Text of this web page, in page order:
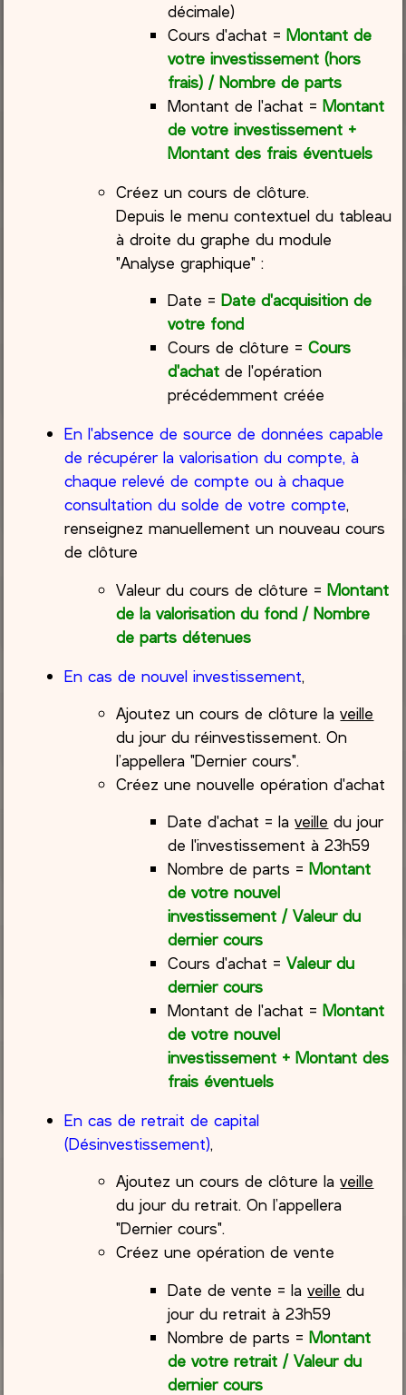
décimale)
Cours d'achat =Montant de
votre investissement (hors
frais) / Nombre de parts
Montant de l'achat =Montant
de votre investissement +
Montant des frais éventuels
Créez un cours de clôture.
Depuis le menu contextuel du tableau
à droite du graphe du module
"Analyse graphique" :
Date =Date d'acquisition de
votre fond
Cours de clôture =Cours
d'achat de l'opération
précédemment créée
En l'absence de source de données capable
de récupérer la valorisation du compte, à
chaque relevé de compte ou à chaque
consultation du solde de votre compte,
renseignez manuellement un nouveau cours
de clôture
Valeur du cours de clôture =Montant
de la valorisation du fond / Nombre
de parts détenues
En cas de nouvel investissement,
Ajoutez un cours de clôture laveille
du jour du réinvestissement. On
l’appellera "Dernier cours".
Créez une nouvelle opération d'achat
Date d'achat = laveille du jour
de l'investissement à 23h59
Nombre de parts =Montant
de votre nouvel
investissement / Valeur du
dernier cours
Cours d'achat =Valeur du
dernier cours
Montant de l'achat =Montant
de votre nouvel
investissement + Montant des
frais éventuels
En cas de retrait de capital
(Désinvestissement),
Ajoutez un cours de clôture laveille
du jour du retrait. On l’appellera
"Dernier cours".
Créez une opération de vente
Date de vente = laveille du
jour du retrait à 23h59
Nombre de parts =Montant
de votre retrait / Valeur du
dernier cours